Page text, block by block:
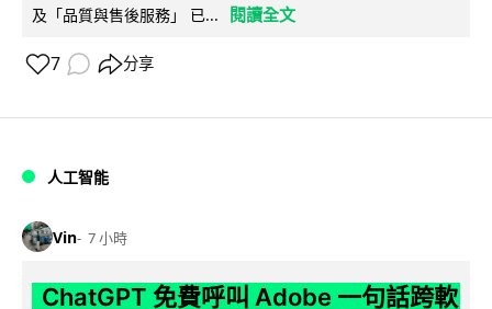
及「品質與售後服務」 已...
閱讀全文
7 分享
人工智能
Vin 7 小時
ChatGPT 免費呼叫 Adobe 一句話跨軟